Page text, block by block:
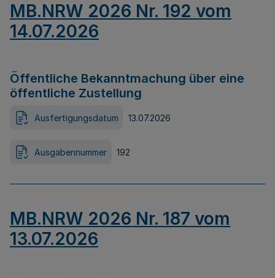
MB.NRW 2026 Nr. 192 vom
14.07.2026
Öffentliche Bekanntmachung über eine
öffentliche Zustellung
Ausfertigungsdatum 13.07.2026
Ausgabennummer 192
MB.NRW 2026 Nr. 187 vom
13.07.2026